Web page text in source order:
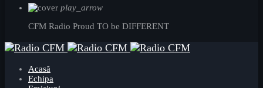
play_arrow
CFM Radio Proud TO be DIFFERENT
Acasă
Echipa